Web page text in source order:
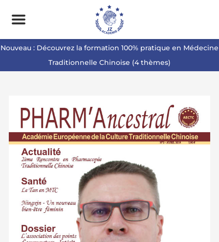
Nouveau : Découvrez la formation 100% pratique en Médecine
Traditionnelle Chinoise (4 thèmes)